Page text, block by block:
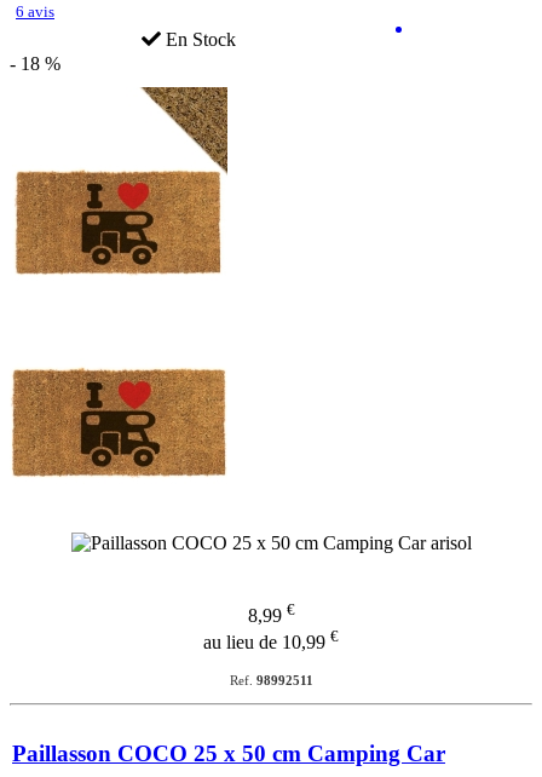
6 avis
En Stock
- 18 %
8,99 €
au lieu de 10,99 €
Ref. 98992511
Paillasson COCO 25 x 50 cm Camping Car